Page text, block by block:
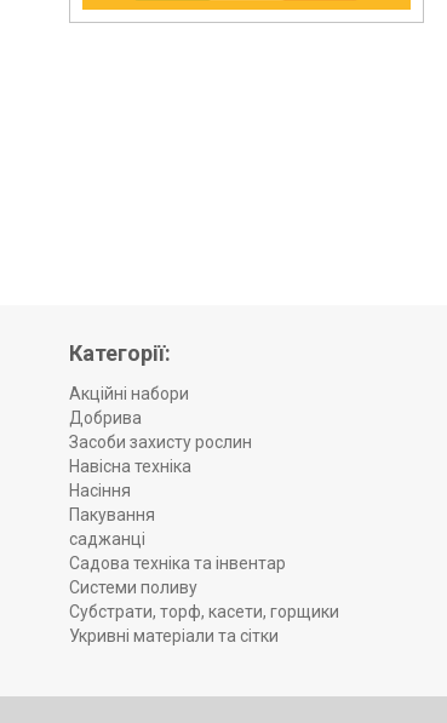
Категорії:
Акційні набори
Добрива
Засоби захисту рослин
Навісна техніка
Насіння
Пакування
саджанці
Садова техніка та інвентар
Системи поливу
Субстрати, торф, касети, горщики
Укривні матеріали та сітки